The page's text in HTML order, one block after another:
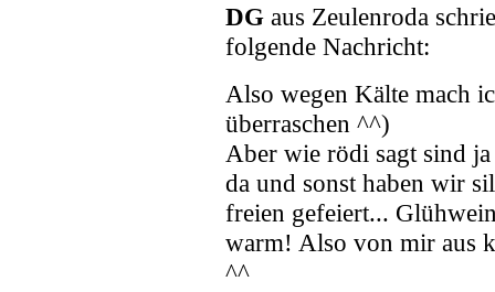
DG aus Zeulenroda
folgende Nachricht:
Also wegen Kälte mach
überraschen ^^)
Aber wie rödi sagt sind
da und sonst haben wir
freien gefeiert...
warm! Also von mir aus
^^